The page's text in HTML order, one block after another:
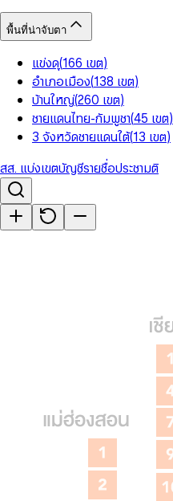
พื้นที่น่าจับตา
แข่งดุ(166 เขต)
อำเภอเมือง(138 เขต)
บ้านใหญ่(260 เขต)
ชายแดนไทย-กัมพูชา(45 เขต)
3 จังหวัดชายแดนใต้(13 เขต)
สส. แบ่งเขตบัญชีรายชื่อประชามติ